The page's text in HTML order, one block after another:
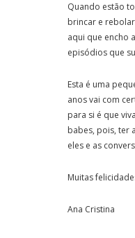
Quando estão
brincar e
aqui que encho
episódios que
Esta é uma
anos vai com
para si é que
babes, pois, ter
eles e as
Muitas
Ana Cristina